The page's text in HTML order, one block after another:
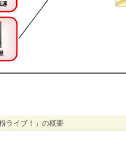
ライブ！」の概要